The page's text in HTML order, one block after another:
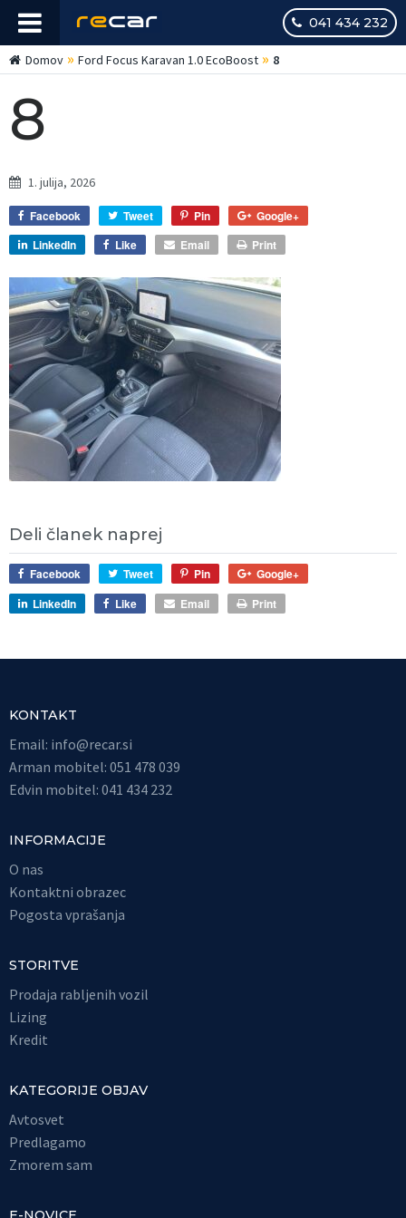
041 434 232
Domov » Ford Focus Karavan 1.0 EcoBoost » 8
8
1. julija, 2026
Facebook Tweet Pin
Google+
LinkedIn
Like Email Print
Deli članek naprej
Facebook Tweet Pin
Google+
LinkedIn
Like Email Print
KONTAKT
Email: info@recar.si
Arman mobitel: 051 478 039
Edvin mobitel: 041 434 232
INFORMACIJE
O nas
Kontaktni obrazec
Pogosta vprašanja
STORITVE
Prodaja rabljenih vozil
Lizing
Kredit
KATEGORIJE OBJAV
Avtosvet
Predlagamo
Zmorem sam